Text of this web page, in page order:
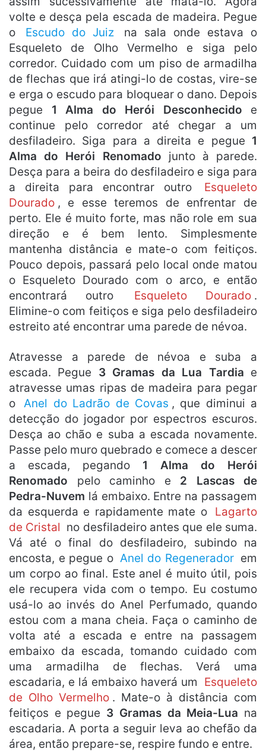
volte e desça pela escada de madeira. Pegue
o
Escudo do Juiz
na sala onde estava o
Esqueleto de Olho Vermelho e siga pelo
corredor. Cuidado com um piso de armadilha
de flechas que irá atingi-lo de costas, vire-se
e erga o escudo para bloquear o dano. Depois
pegue 1 Alma do Herói Desconhecido e
continue pelo corredor até chegar a um
desfiladeiro. Siga para a direita e pegue 1
Alma do Herói Renomado junto à parede.
Desça para a beira do desfiladeiro e siga para
a direita para encontrar outro
Esqueleto
Dourado , e esse teremos de enfrentar de
perto. Ele é muito forte, mas não role em sua
direção e é bem lento. Simplesmente
mantenha distância e mate-o com feitiços.
Pouco depois, passará pelo local onde matou
o Esqueleto Dourado com o arco, e então
encontrará outro
Esqueleto Dourado .
Elimine-o com feitiços e siga pelo desfiladeiro
estreito até encontrar uma parede de névoa.
Atravesse a parede de névoa e suba a
escada. Pegue 3 Gramas da Lua Tardia e
atravesse umas ripas de madeira para pegar
o
Anel do Ladrão de Covas , que diminui a
detecção do jogador por espectros escuros.
Desça ao chão e suba a escada novamente.
Passe pelo muro quebrado e comece a descer
a escada, pegando 1 Alma do Herói
Renomado pelo caminho e 2 Lascas de
Pedra-Nuvem lá embaixo. Entre na passagem
da esquerda e rapidamente mate o
Lagarto
de Cristal no desfiladeiro antes que ele suma.
Vá até o final do desfiladeiro, subindo na
encosta, e pegue o Anel do Regenerador em
um corpo ao final. Este anel é muito útil, pois
ele recupera vida com o tempo. Eu costumo
usá-lo ao invés do Anel Perfumado, quando
estou com a mana cheia. Faça o caminho de
volta até a escada e entre na passagem
embaixo da escada, tomando cuidado com
uma armadilha de flechas. Verá uma
escadaria, e lá embaixo haverá um
Esqueleto
de Olho Vermelho . Mate-o à distância com
feitiços e pegue 3 Gramas da Meia-Lua na
escadaria. A porta a seguir leva ao chefão da
área, então prepare-se, respire fundo e entre.